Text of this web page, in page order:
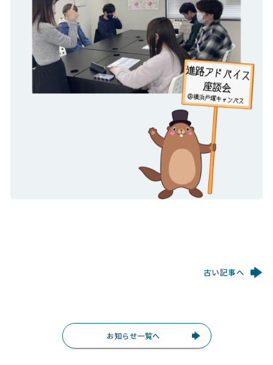
古い記事へ
お知らせ一覧へ